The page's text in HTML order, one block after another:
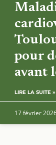
pour
avant
LIRE LA SUITE »
17 février